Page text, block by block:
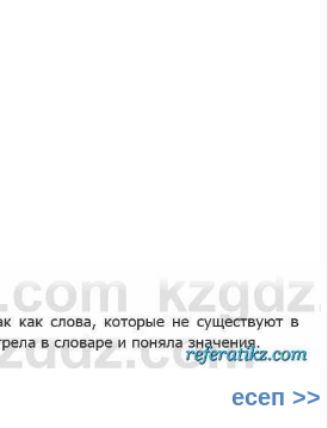
есеп >>